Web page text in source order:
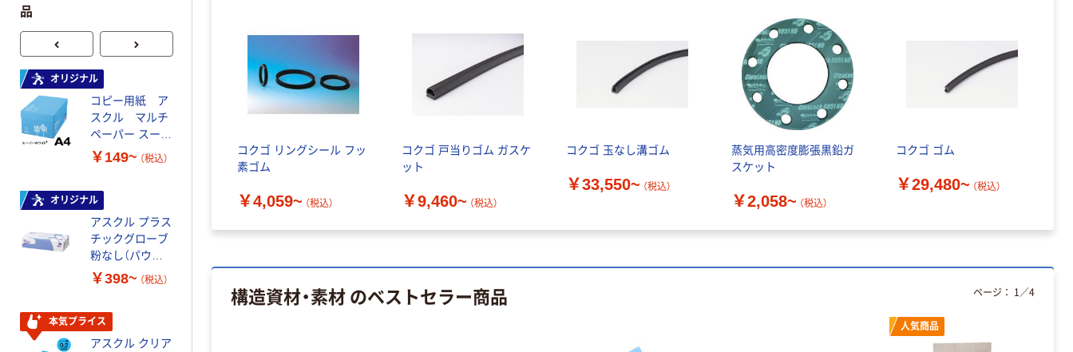
コクゴ リングシール フッ
素ゴム
￥4,059~ （税込）
コクゴ 戸当りゴム ガスケ
ット
￥9,460~ （税込）
コクゴ 玉なし溝ゴム
￥33,550~ （税込）
蒸気用高密度膨張黒鉛ガ
スケット
￥2,058~ （税込）
コクゴ ゴム
￥29,480~ （税込）
構造資材・素材 のベストセラー商品
人気商品
ページ： 1 ／4
品
オリジナル
コピー用紙 ア
スクル マルチ
ペーパー スーパ
ーホワイト+
￥149~ （税込）
オリジナル
アスクル プラス
チックグローブ
粉なし（パウダ
ーフリー）
￥398~ （税込）
本気プライス
アスクル クリア
オリジナル
コピー用紙 マ
ルチペーパー
ミー+
￥149~ （税込）
本気プライス
100% 6ロール
リサイクル100
芯あり FSC認
本気プライス
蛍光オプテック
ペン ゼブラ
￥52~ （税込）
本気プライス
キャップシール
付き／2Lラベル
レス 10本
（税込）
ローブ ホワイ
ウダーフリー）
￥698~ （税込）
FSC認証紙 アス
本気プライス
アスクル トイ
レのおそうじシ
ート 大王製紙
共同企画 トイ
オリジナル
￥330~ （税込）
本気プライス
0.22mm 布テー
オリジナル
ーホワイト+
￥149~
ーフリー）
本気プライス
アスクル クリア